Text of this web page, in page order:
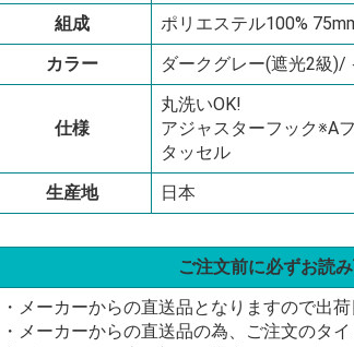
組成
ポリエステル100%
カラー
ダークグレー(遮光2級)/
仕様
丸洗いOK!
アジャスターフック※A
タッセル
生産地
日本
ご注文前に必ずお読
・メーカーからの直送品となりますので出
・メーカーからの直送品の為、ご注文のタ